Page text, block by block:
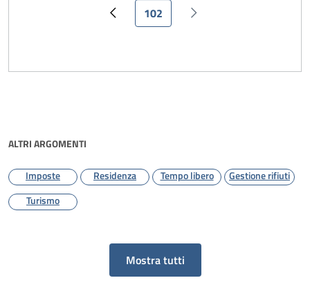
Pagina precedente
Pagina attuale
102 Pagina successiva
ALTRI ARGOMENTI
Imposte Residenza Tempo libero
Gestione rifiuti
Turismo
Mostra tutti